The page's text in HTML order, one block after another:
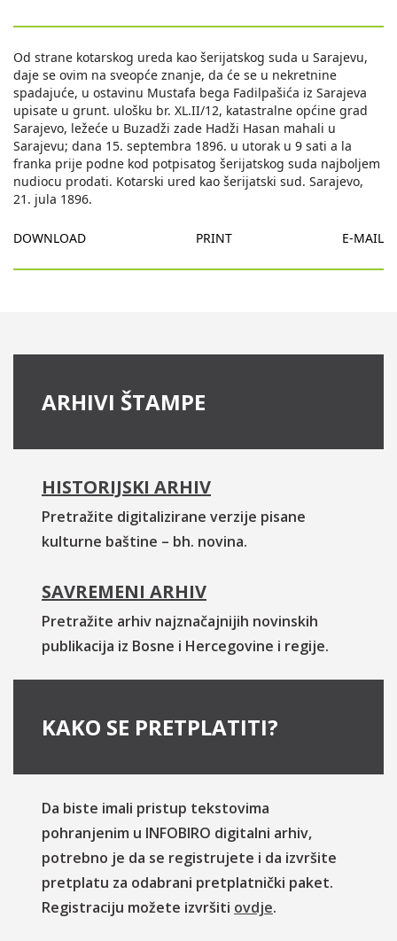
Od strane kotarskog ureda kao šerijatskog suda u Sarajevu,
daje se ovim na sveopće znanje, da će se u nekretnine
spadajuće, u ostavinu Mustafa bega Fadilpašića iz Sarajeva
upisate u grunt. ulošku br. XL.II/12, katastralne općine grad
Sarajevo, ležeće u Buzadži zade Hadži Hasan mahali u
Sarajevu; dana 15. septembra 1896. u utorak u 9 sati a la
franka prije podne kod potpisatog šerijatskog suda najboljem
nudiocu prodati. Kotarski ured kao šerijatski sud. Sarajevo,
21. jula 1896.
DOWNLOAD PRINT E-MAIL
ARHIVI ŠTAMPE
HISTORIJSKI ARHIV
Pretražite digitalizirane verzije pisane
kulturne baštine – bh. novina.
SAVREMENI ARHIV
Pretražite arhiv najznačajnijih novinskih
publikacija iz Bosne i Hercegovine i regije.
KAKO SE PRETPLATITI?
Da biste imali pristup tekstovima
pohranjenim u INFOBIRO digitalni arhiv,
potrebno je da se registrujete i da izvršite
pretplatu za odabrani pretplatnički paket.
Registraciju možete izvršiti ovdje.